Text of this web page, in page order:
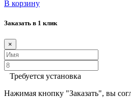
В корзину
Заказать в 1 клик
×
Требуется установка
Нажимая кнопку "Заказать", вы